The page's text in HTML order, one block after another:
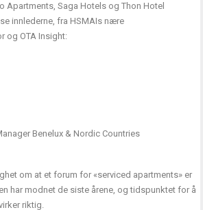
Apartments, Saga Hotels og Thon Hotel
innlederne, fra HSMAIs nære
og OTA Insight:
Benelux & Nordic Countries
om at et forum for «serviced apartments» er
har modnet de siste årene, og tidspunktet for å
riktig.